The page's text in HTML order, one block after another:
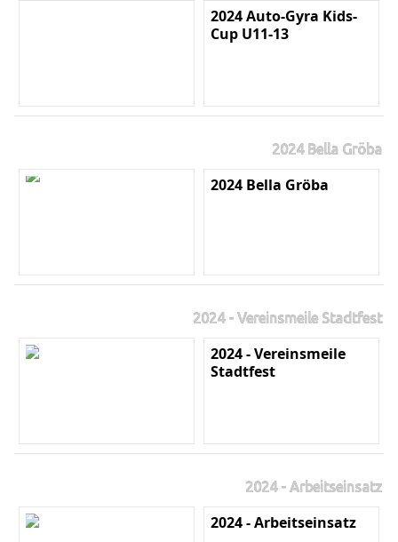
2024 Auto-Gyra Kids-
Cup U11-13
2024 Bella Gröba
2024 Bella Gröba
2024 - Vereinsmeile Stadtfest
2024 - Vereinsmeile
Stadtfest
2024 - Arbeitseinsatz
2024 - Arbeitseinsatz